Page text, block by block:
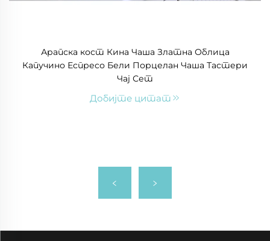
Арапска кост Кина Чаша Златна Облица
Капучино Еспресо Бели Порцелан Чаша Тастери
Чај Сет
Добијте цитат